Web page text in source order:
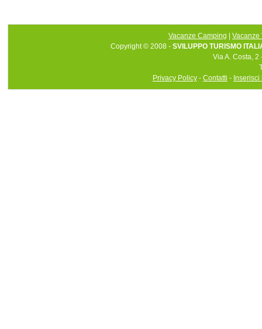
Vacanze Camping | Vacanze
Copyright © 2008 - SVILUPPO TURISMO
Via A. Costa,
Privacy Policy - Contatti - Inserisci